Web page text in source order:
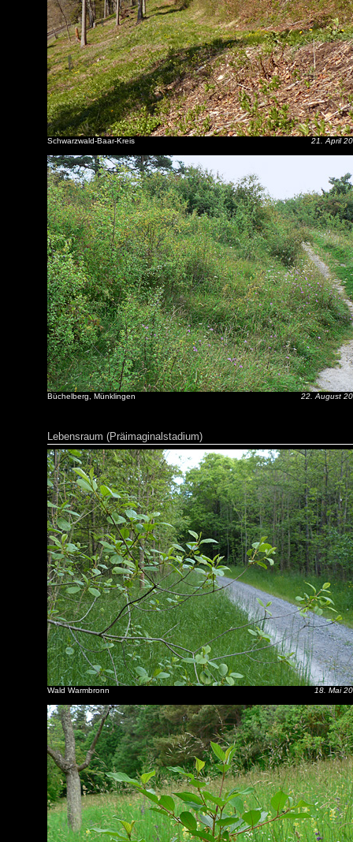
Schwarzwald-Baar-Kreis 21. April
Büchelberg, Münklingen 22. August
Lebensraum (Präimaginalstadium)
Wald Warmbronn 18. Mai